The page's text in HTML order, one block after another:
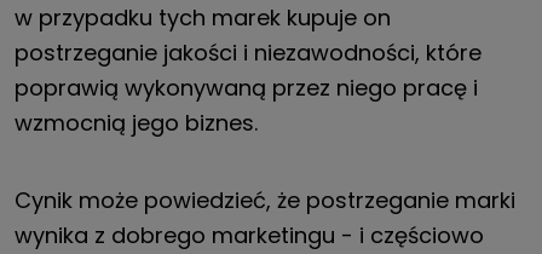
w przypadku tych marek kupuje on
postrzeganie jakości i niezawodności, które
poprawią wykonywaną przez niego pracę i
wzmocnią jego biznes.
Cynik może powiedzieć, że postrzeganie marki
wynika z dobrego marketingu - i częściowo